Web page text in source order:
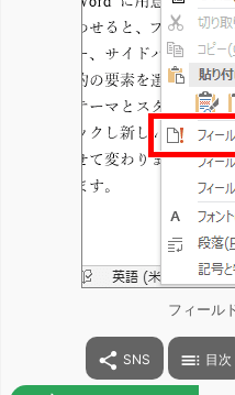
フィール
 SNS  目次